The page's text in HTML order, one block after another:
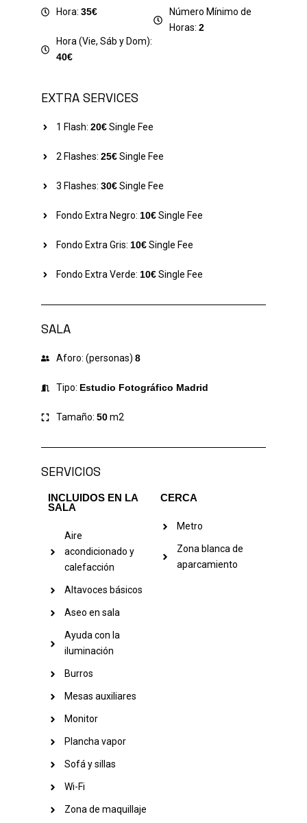
Hora:35€
Hora (Vie, Sáb y Dom):
40€
Número Mínimo de
Horas: 2
EXTRA SERVICES
1 Flash:20€Single Fee
2 Flashes:25€Single Fee
3 Flashes:30€Single Fee
Fondo Extra Negro:10€Single Fee
Fondo Extra Gris:10€Single Fee
Fondo Extra Verde:10€Single Fee
SALA
Aforo: (personas)8
Tipo: Estudio Fotográfico Madrid
Tamaño:50m2
SERVICIOS
INCLUIDOS EN LA
SALA
Aire
acondicionado y
calefacción
Altavoces básicos
Aseo en sala
Ayuda con la
iluminación
Burros
Mesas auxiliares
Monitor
Plancha vapor
Sofá y sillas
Wi-Fi
Zona de maquillaje
CERCA
Metro
Zona blanca de
aparcamiento